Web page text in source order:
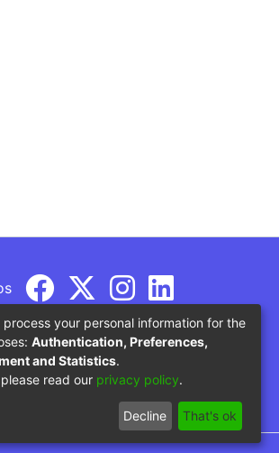
Ministerio de Educación
your personal information for the
Authentication, Preferences,
and Statistics.
read our privacy policy.
Decline That's ok